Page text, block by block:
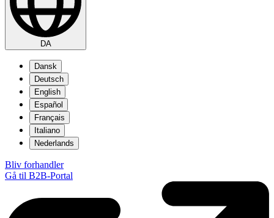
DA
Dansk
Deutsch
English
Español
Français
Italiano
Nederlands
Bliv forhandler
Gå til B2B-Portal